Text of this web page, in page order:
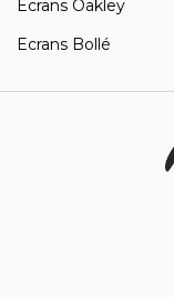
Ecrans Oakley
Ecrans Bollé